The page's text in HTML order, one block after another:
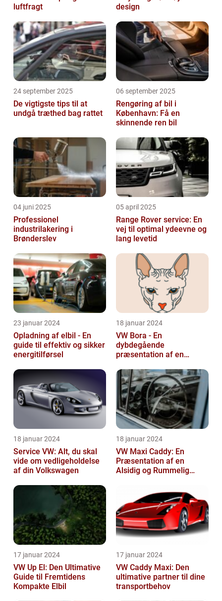
luftfragt
design
24 september 2025
De vigtigste tips til at
undgå træthed bag rattet
06 september 2025
Rengøring af bil i
København: Få en
skinnende ren bil
04 juni 2025
Professionel
industrilakering i
Brønderslev
05 april 2025
Range Rover service: En
vej til optimal ydeevne og
lang levetid
23 januar 2024
Opladning af elbil - En
guide til effektiv og sikker
energitilførsel
18 januar 2024
VW Bora - En
dybdegående
præsentation af en
18 januar 2024
Service VW: Alt, du skal
vide om vedligeholdelse
af din Volkswagen
18 januar 2024
VW Maxi Caddy: En
Præsentation af en
Alsidig og Rummelig
17 januar 2024
VW Up El: Den Ultimative
Guide til Fremtidens
Kompakte Elbil
17 januar 2024
VW Caddy Maxi: Den
ultimative partner til dine
transportbehov